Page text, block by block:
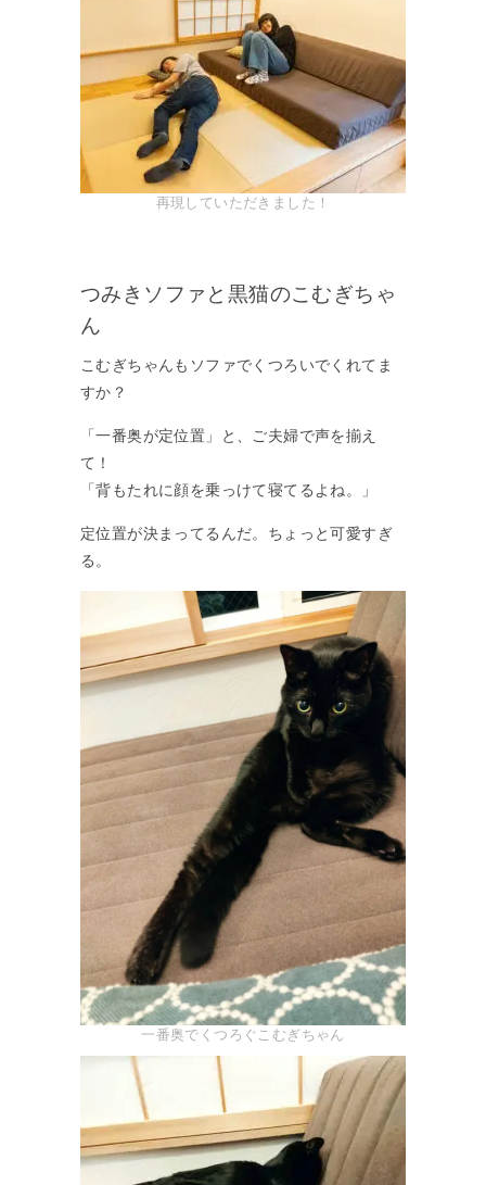
再現していただきました！
つみきソファと黒猫のこむぎちゃ
ん
こむぎちゃんもソファでくつろいでくれてま
すか？
「一番奥が定位置」と、ご夫婦で声を揃え
て！
「背もたれに顔を乗っけて寝てるよね。」
定位置が決まってるんだ。ちょっと可愛すぎ
る。
一番奥でくつろぐこむぎちゃん